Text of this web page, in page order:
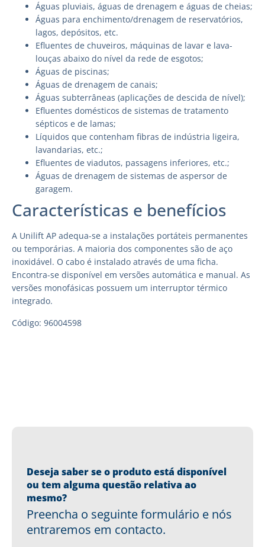
Águas pluviais, águas de drenagem e águas de cheias;
Águas para enchimento/drenagem de reservatórios,
lagos, depósitos, etc.
Efluentes de chuveiros, máquinas de lavar e lava-
louças abaixo do nível da rede de esgotos;
Águas de piscinas;
Águas de drenagem de canais;
Águas subterrâneas (aplicações de descida de nível);
Efluentes domésticos de sistemas de tratamento
sépticos e de lamas;
Líquidos que contenham fibras de indústria ligeira,
lavandarias, etc.;
Efluentes de viadutos, passagens inferiores, etc.;
Águas de drenagem de sistemas de aspersor de
garagem.
Características e benefícios
A Unilift AP adequa-se a instalações portáteis permanentes
ou temporárias. A maioria dos componentes são de aço
inoxidável. O cabo é instalado através de uma ficha.
Encontra-se disponível em versões automática e manual. As
versões monofásicas possuem um interruptor térmico
integrado.
Código: 96004598
Deseja saber se o produto está disponível
ou tem alguma questão relativa ao
mesmo?
Preencha o seguinte formulário e nós
entraremos em contacto.